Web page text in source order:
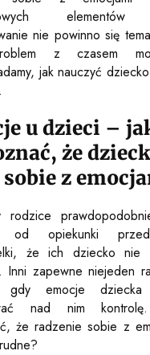
elementów
nie powinno się
z czasem
jak nauczyć
u dzieci –
że
z
rodzice
od opiekunki
że ich dziecko
Inni zapewne niejeden
gdy emocje dziecka
nad nim
że radzenie sobie z